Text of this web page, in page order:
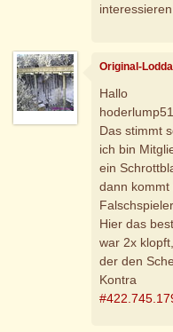
interessieren.
Original-
Hallo
hoderlump51
Das stimmt
ich bin
ein
dann
Hier das
war 2x
der den
Kontra